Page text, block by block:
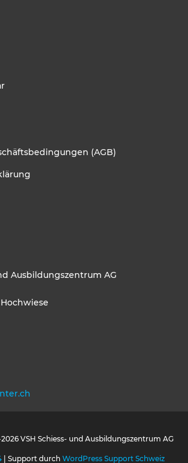
(AGB)
Ausbildungszentrum AG
VSH Schiess- und Ausbildungszentrum AG
| Support durch WordPress Support Schweiz